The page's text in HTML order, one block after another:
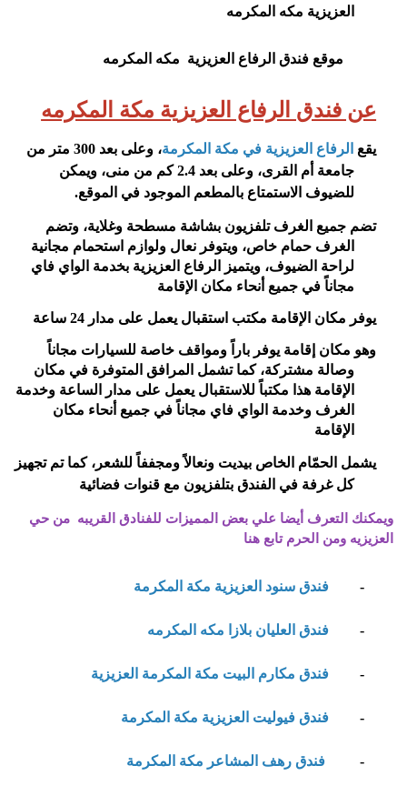
العزيزية مكه المكرمه
موقع فندق الرفاع العزيزية مكه المكرمه
عن فندق الرفاع العزيزية مكة المكرمه
يقع الرفاع العزيزية في مكة المكرمة
، وعلى بعد 300 متر من
جامعة أم القرى، وعلى بعد 2.4 كم من منى، ويمكن
للضيوف الاستمتاع بالمطعم الموجود في الموقع.
تضم جميع الغرف تلفزيون بشاشة مسطحة وغلاية، وتضم
الغرف حمام خاص، ويتوفر نعال ولوازم استحمام مجانية
لراحة الضيوف، ويتميز الرفاع العزيزية بخدمة الواي فاي
مجاناً في جميع أنحاء مكان الإقامة
يوفر مكان الإقامة مكتب استقبال يعمل على مدار 24 ساعة
وهو مكان إقامة يوفر باراً ومواقف خاصة للسيارات مجاناً
وصالة مشتركة، كما تشمل المرافق المتوفرة في مكان
الإقامة هذا مكتباً للاستقبال يعمل على مدار الساعة وخدمة
الغرف وخدمة الواي فاي مجاناً في جميع أنحاء مكان
الإقامة
يشمل الحمّام الخاص بيديت ونعالاً ومجففاً للشعر، كما تم تجهيز
كل غرفة في الفندق بتلفزيون مع قنوات فضائية
ويمكنك التعرف أيضا علي بعض المميزات للفنادق القريبه من حي
العزيزيه ومن الحرم تابع هنا
فندق سنود العزيزية مكة المكرمة
فندق العليان بلازا مكه المكرمه
فندق مكارم البيت مكة المكرمة العزيزية
فندق فيوليت العزيزية مكة المكرمة
فندق رهف المشاعر مكة المكرمة